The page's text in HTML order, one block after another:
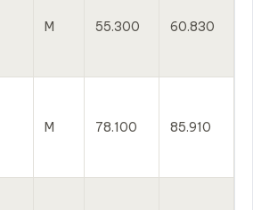
M 55.300 60.830
M 78.100 85.910